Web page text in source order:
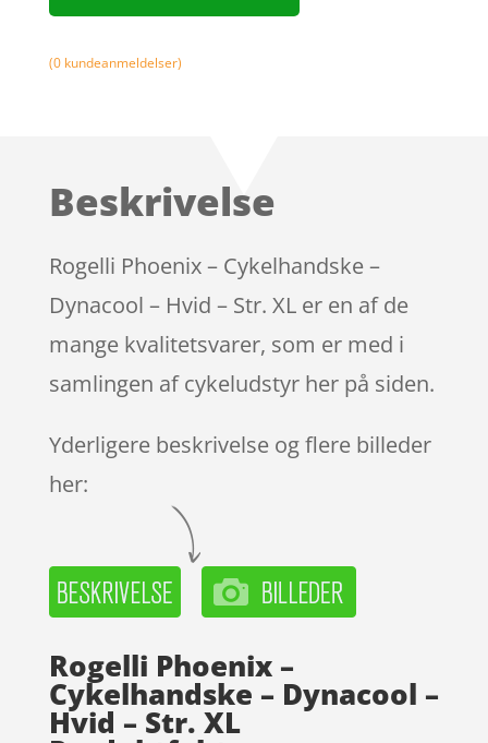
(0kundeanmeldelser)
Beskrivelse
Rogelli Phoenix – Cykelhandske –
Dynacool – Hvid – Str. XL er en af de
mange kvalitetsvarer, som er med i
samlingen af cykeludstyr her på siden.
Yderligere beskrivelse og flere billeder
her:
Rogelli Phoenix –
Cykelhandske – Dynacool –
Hvid – Str. XL